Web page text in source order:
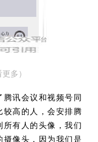
多）
讯会议和视频号同
高的人，会安排腾
有人的头像，我们
像头，因为我们是